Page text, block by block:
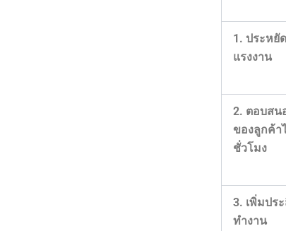
1. ประหยั
แรงงาน
2. ตอบสน
ของลูกค้า
ชั่วโมง
3. เพิ่มปร
ทำงาน